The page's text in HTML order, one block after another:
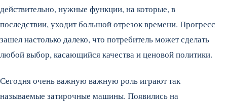
действительно, нужные функции, на которые, в
последствии, уходит большой отрезок времени. Прогресс
зашел настолько далеко, что потребитель может сделать
любой выбор, касающийся качества и ценовой политики.
Сегодня очень важную важную роль играют так
называемые затирочные машины. Появились на